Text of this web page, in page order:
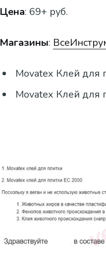
Цена: 69+ руб.
Магазины:
Movatex Клей для
Movatex Клей для